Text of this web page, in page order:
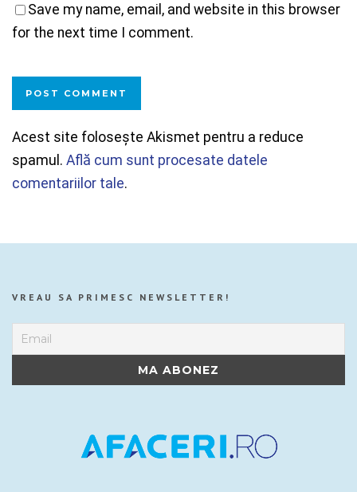
Save my name, email, and website in this browser
for the next time I comment.
Acest site folosește Akismet pentru a reduce
spamul. Află cum sunt procesate datele
comentariilor tale.
VREAU SA PRIMESC NEWSLETTER!